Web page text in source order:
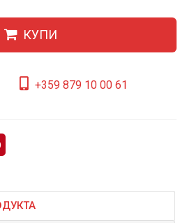
КУПИ
+359 879 10 00 61